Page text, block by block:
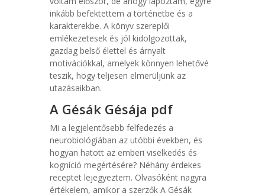
inkább befektettem a történetbe és a
karakterekbe. A könyv szereplői
emlékezetesek és jól kidolgozottak,
gazdag belső élettel és árnyalt
motivációkkal, amelyek könnyen lehetővé
teszik, hogy teljesen elmerüljünk az
utazásaikban.
A Gésák Gésája pdf
Mi a legjelentősebb felfedezés a
neurobiológiában az utóbbi években, és
hogyan hatott az emberi viselkedés és
kogníció megértésére? Néhány érdekes
receptet lejegyeztem. Olvasóként nagyra
értékelem, amikor a szerzők A Gésák